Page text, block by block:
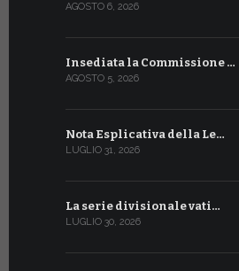
AGOSTO 6, 2026
Insediata la Commissione …
AGOSTO 5, 2026
Nota Esplicativa della Le…
LUGLIO 31, 2026
La serie divisionale vati…
LUGLIO 30, 2026